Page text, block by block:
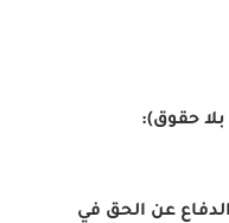
بلا حقوق):
الدفاع عن الحق في